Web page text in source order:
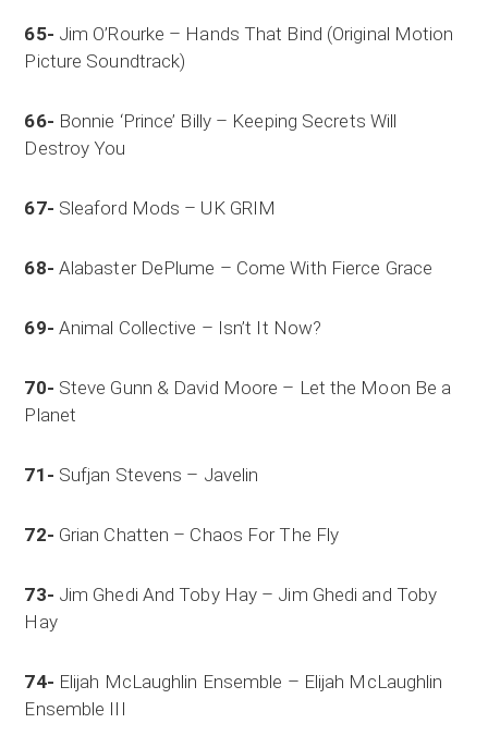
65- Jim O’Rourke – Hands That Bind (Original Motion
Picture Soundtrack)
66- Bonnie ‘Prince’ Billy – Keeping Secrets Will
Destroy You
67- Sleaford Mods – UK GRIM
68- Alabaster DePlume – Come With Fierce Grace
69- Animal Collective – Isn’t It Now?
70- Steve Gunn & David Moore – Let the Moon Be a
Planet
71- Sufjan Stevens – Javelin
72- Grian Chatten – Chaos For The Fly
73- Jim Ghedi And Toby Hay – Jim Ghedi and Toby
Hay
74- Elijah McLaughlin Ensemble – Elijah McLaughlin
Ensemble III